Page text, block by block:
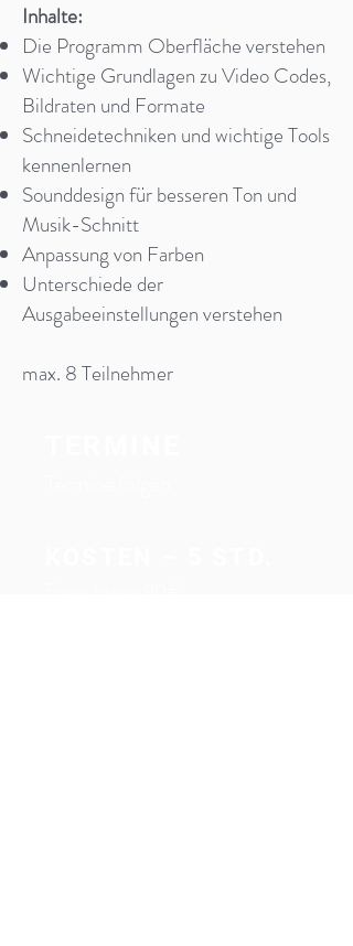
Inhalte:
Die Programm Oberfläche verstehen
Wichtige Grundlagen zu Video Codes,
Bildraten und Formate
Schneidetechniken und wichtige Tools
kennenlernen
Sounddesign für besseren Ton und
Musik-Schnitt
Anpassung von Farben
Unterschiede der
Ausgabeeinstellungen verstehen
max. 8 Teilnehmer